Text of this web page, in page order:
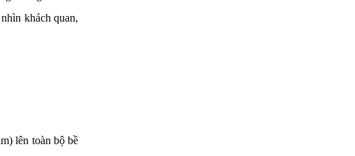
khách quan,
lên toàn bộ bề